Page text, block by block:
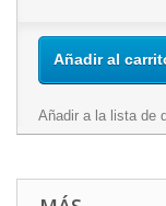
Añadir al
Añadir a la lista de